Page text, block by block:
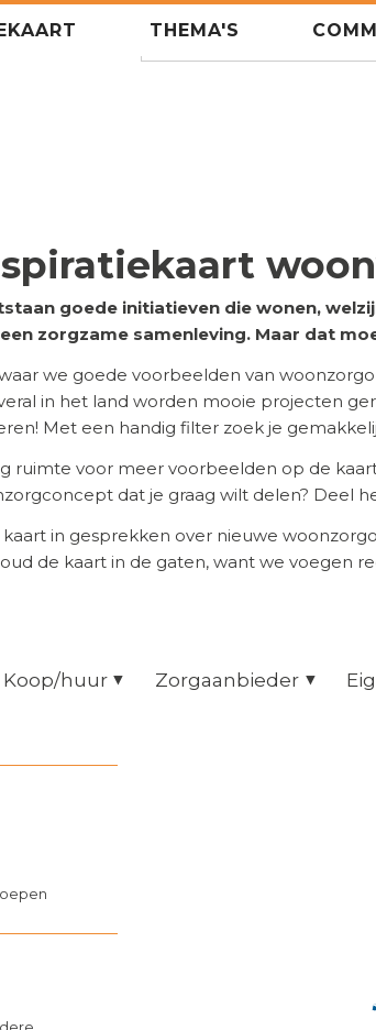
Zoeken
THEMA'S
goede initiatieven die wonen,
zorgzame samenleving. Maar dat
we goede voorbeelden van
in het land worden mooie projecten
Met een handig filter zoek je
ruimte voor meer voorbeelden op de
dat je graag wilt delen? Deel
in gesprekken over nieuwe
de kaart in de gaten, want we voegen